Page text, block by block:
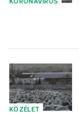
KÖZÉLET